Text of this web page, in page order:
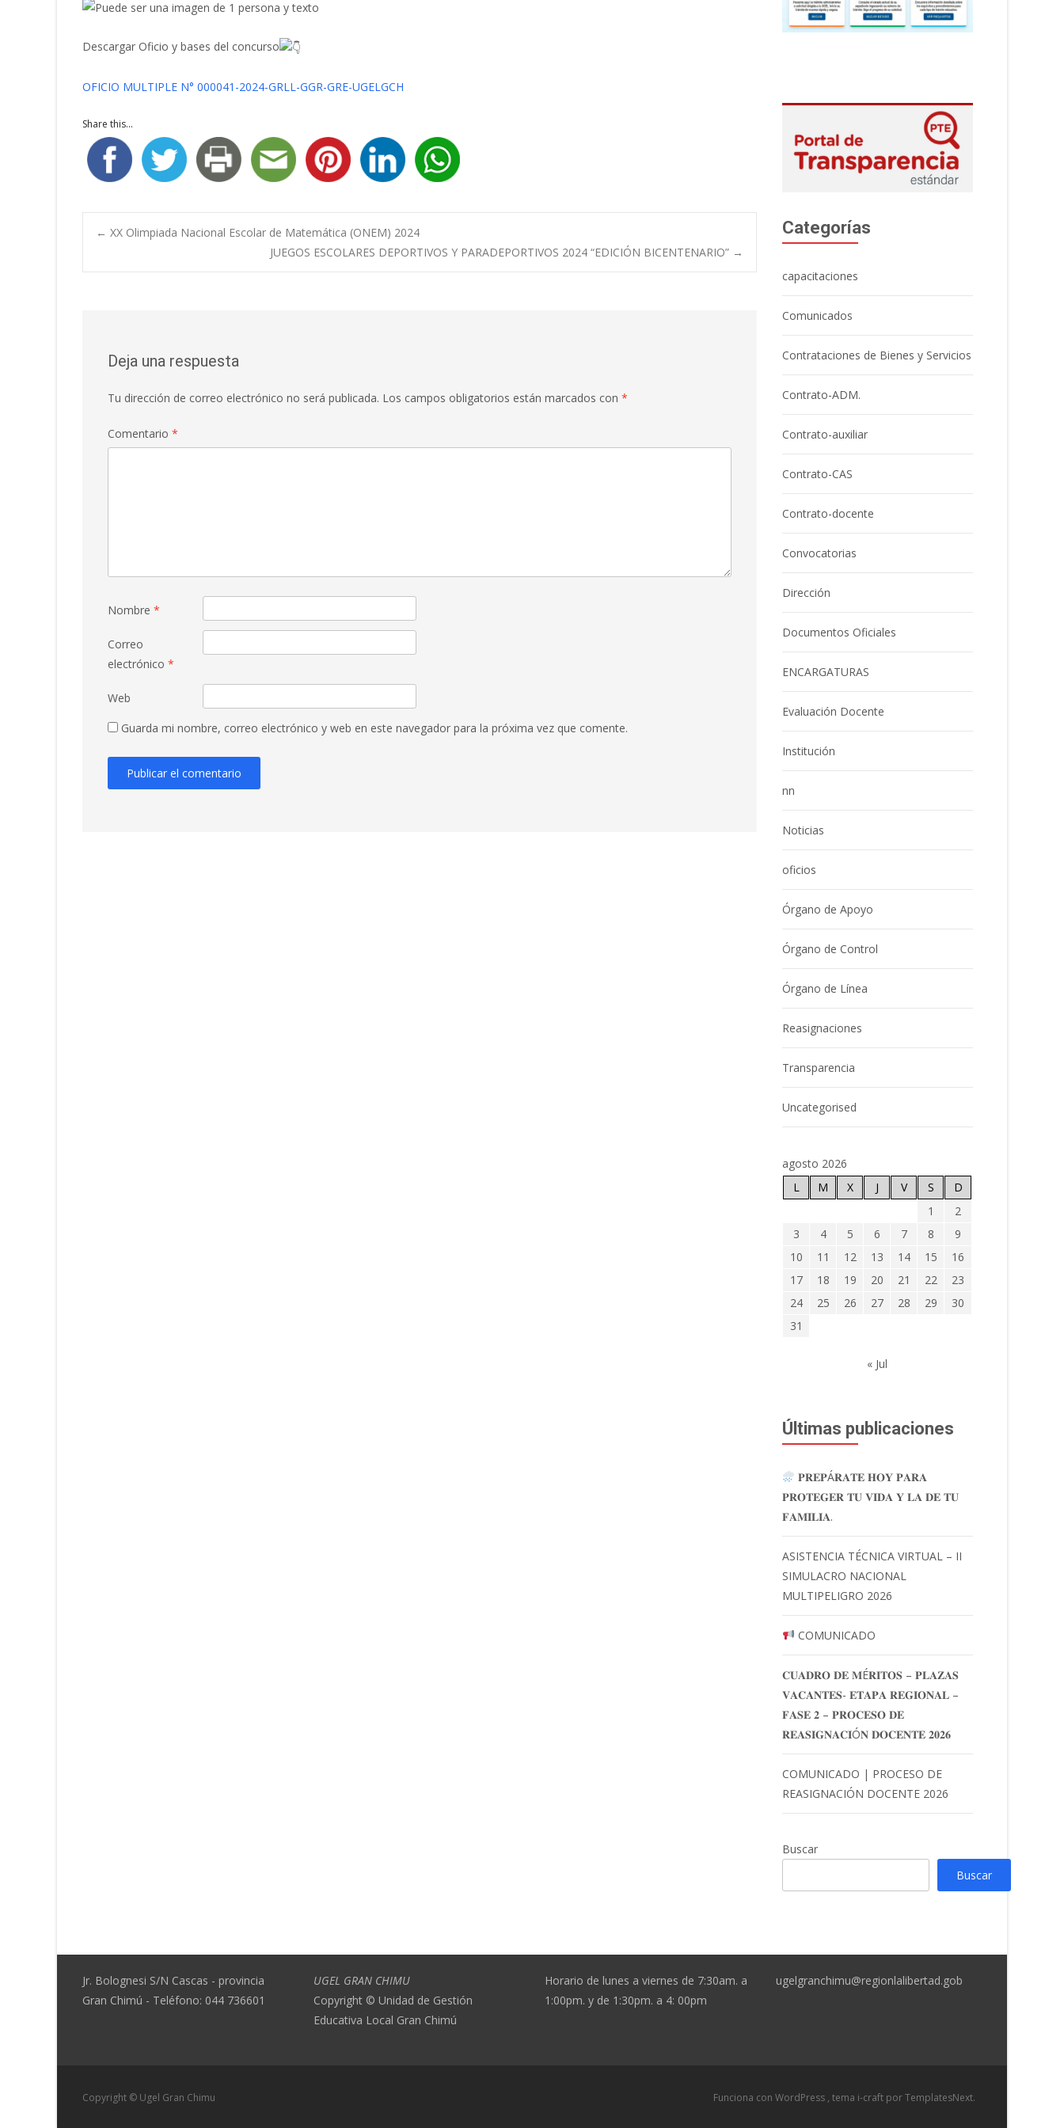
Descargar Oficio y bases del concurso
OFICIO MULTIPLE N° 000041-2024-GRLL-GGR-GRE-UGELGCH
Share this...
Navegación
entradas
← XX Olimpiada Nacional Escolar de Matemática (ONEM) 2024
JUEGOS ESCOLARES DEPORTIVOS Y PARADEPORTIVOS 2024 “EDICIÓN BICENTENARIO” →
Deja una respuesta
Tu dirección de correo electrónico no será publicada. Los campos obligatorios están marcados con *
Comentario *
Nombre *
Correo
electrónico *
Web
Guarda mi nombre, correo electrónico y web en este navegador para la próxima vez que comente.
Categorías
capacitaciones
Comunicados
Contrataciones de Bienes y Servicios
Contrato-ADM.
Contrato-auxiliar
Contrato-CAS
Contrato-docente
Convocatorias
Dirección
Documentos Oficiales
ENCARGATURAS
Evaluación Docente
Institución
nn
Noticias
oficios
Órgano de Apoyo
Órgano de Control
Órgano de Línea
Reasignaciones
Transparencia
Uncategorised
agosto 2026
L
M X J V S
D
1
2
3
4 5 6 7 8
9
10
11 12 13 14 15
16
17
18 19 20 21 22
23
24
25 26 27 28 29
30
31
« Jul
Últimas publicaciones
𝐏𝐑𝐄𝐏Á𝐑𝐀𝐓𝐄 𝐇𝐎𝐘 𝐏𝐀𝐑𝐀
𝐏𝐑𝐎𝐓𝐄𝐆𝐄𝐑 𝐓𝐔 𝐕𝐈𝐃𝐀 𝐘 𝐋𝐀 𝐃𝐄 𝐓𝐔
𝐅𝐀𝐌𝐈𝐋𝐈𝐀.
ASISTENCIA TÉCNICA VIRTUAL – II
SIMULACRO NACIONAL
MULTIPELIGRO 2026
COMUNICADO
𝐂𝐔𝐀𝐃𝐑𝐎 𝐃𝐄 𝐌É𝐑𝐈𝐓𝐎𝐒 – 𝐏𝐋𝐀𝐙𝐀𝐒
𝐕𝐀𝐂𝐀𝐍𝐓𝐄𝐒- 𝐄𝐓𝐀𝐏𝐀 𝐑𝐄𝐆𝐈𝐎𝐍𝐀𝐋 –
𝐅𝐀𝐒𝐄 𝟐 – 𝐏𝐑𝐎𝐂𝐄𝐒𝐎 𝐃𝐄
𝐑𝐄𝐀𝐒𝐈𝐆𝐍𝐀𝐂𝐈Ó𝐍 𝐃𝐎𝐂𝐄𝐍𝐓𝐄 𝟐𝟎𝟐𝟔
COMUNICADO | PROCESO DE
REASIGNACIÓN DOCENTE 2026
Buscar
Buscar
Jr. Bolognesi S/N Cascas - provincia
Gran Chimú - Teléfono: 044 736601
UGEL GRAN CHIMU
Copyright © Unidad de Gestión
Educativa Local Gran Chimú
Horario de lunes a viernes de 7:30am. a
1:00pm. y de 1:30pm. a 4: 00pm
ugelgranchimu@regionlalibertad.gob
Copyright © Ugel Gran Chimu Funciona con WordPress , tema i-craft por TemplatesNext.